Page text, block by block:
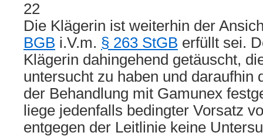
22
Die Klägerin ist weiterhin der
BGB i.V.m. § 263 StGB erfüllt sei.
Klägerin dahingehend getäuscht,
untersucht zu haben und daraufhin
der Behandlung mit Gamunex
liege jedenfalls bedingter Vorsatz
entgegen der Leitlinie keine